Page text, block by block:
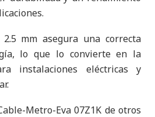
mm asegura una correcta
lo que lo convierte en la
instalaciones eléctricas y
Metro-Eva 07Z1K de otros